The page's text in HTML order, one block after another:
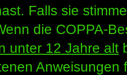
Falls sie
die COPPA-
unter 12 Jahre alt